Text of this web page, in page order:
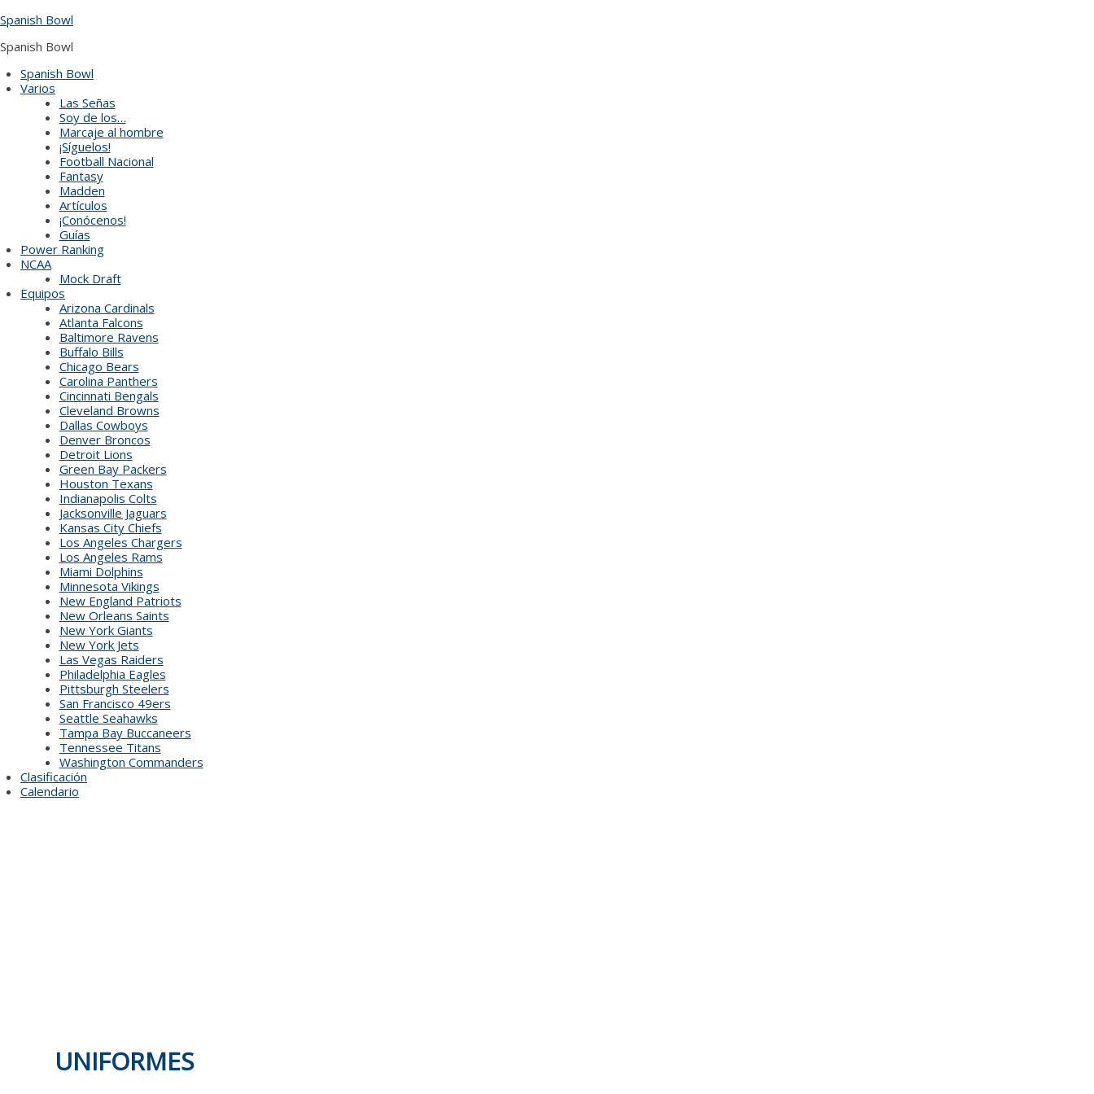
to
Spanish Bowl
Spanish Bowl
Spanish Bowl
Varios
Las Señas
Soy de los…
Marcaje al hombre
¡Síguelos!
Football Nacional
Fantasy
Madden
Artículos
¡Conócenos!
Guías
Power Ranking
NCAA
Mock Draft
Equipos
Arizona Cardinals
Atlanta Falcons
Baltimore Ravens
Buffalo Bills
Chicago Bears
Carolina Panthers
Cincinnati Bengals
Cleveland Browns
Dallas Cowboys
Denver Broncos
Detroit Lions
Green Bay Packers
Houston Texans
Indianapolis Colts
Jacksonville Jaguars
Kansas City Chiefs
Los Angeles Chargers
Los Angeles Rams
Miami Dolphins
Minnesota Vikings
New England Patriots
New Orleans Saints
New York Giants
New York Jets
Las Vegas Raiders
Philadelphia Eagles
Pittsburgh Steelers
San Francisco 49ers
Seattle Seahawks
Tampa Bay Buccaneers
Tennessee Titans
Washington Commanders
Clasificación
Calendario
UNIFORMES